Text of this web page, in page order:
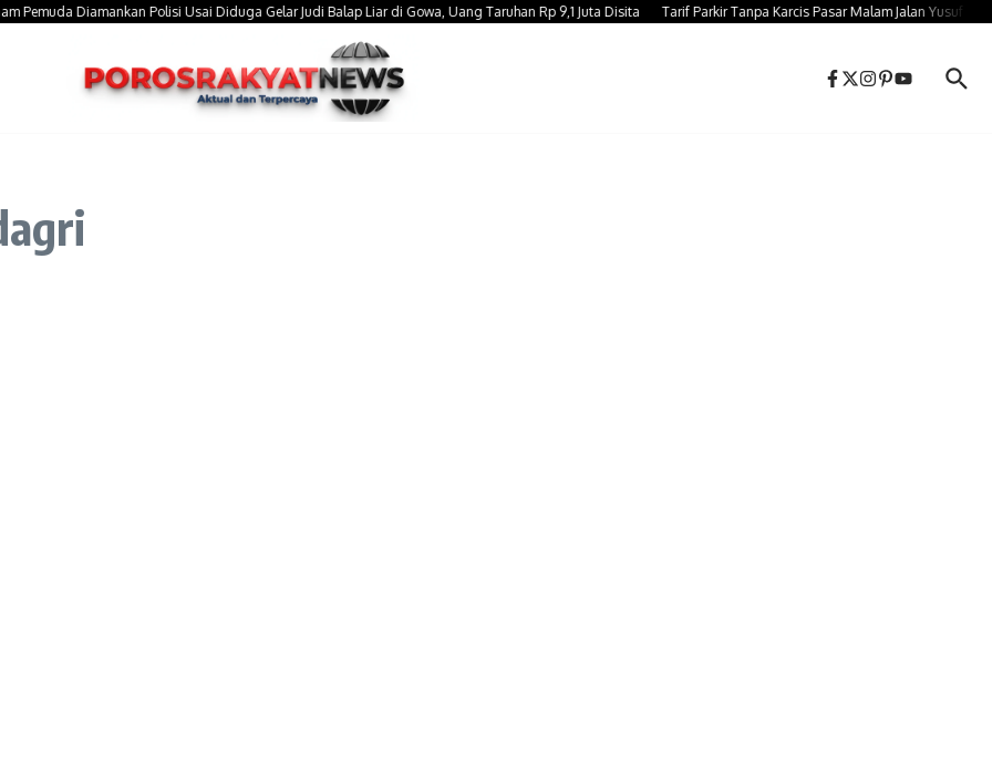
Diamankan Polisi Usai Diduga Gelar Judi Balap Liar di Gowa, Uang Taruhan Rp 9,1 Juta Disita Tarif Parkir Tanpa Karcis Pasar Malam Jalan Yusuf Bauty